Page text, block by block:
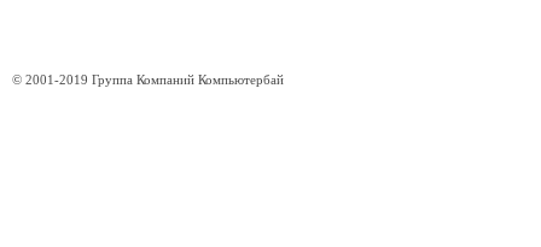
© 2001-2019 Группа Компаний Компьютербай